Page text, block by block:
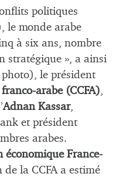
politiques
le monde arabe
à six ans, nombre
stratégique », a ainsi
le président
arabe (CCFA),
Adnan Kassar,
et président
arabes.
économique France-
la CCFA a estimé